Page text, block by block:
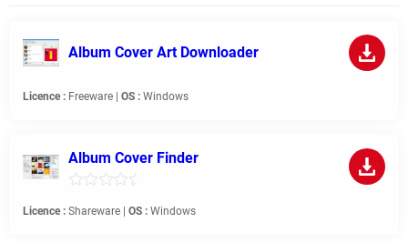
Album Cover Art Downloader
Licence : Freeware | OS : Windows
Album Cover Finder
Licence : Shareware | OS : Windows